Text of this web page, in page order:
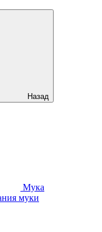
Назад
Мука
муки